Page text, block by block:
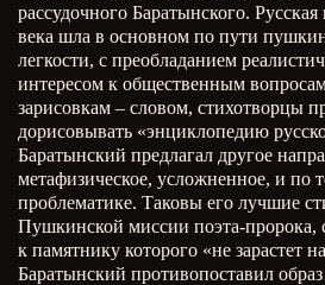
рассудочного Баратынского.
века шла в основном по пути
легкости, с преобладанием
интересом к общественным
зарисовкам – словом, стихотворцы
дорисовывать «энциклопедию
Баратынский предлагал другое
метафизическое, усложненное, и по
проблематике. Таковы его лучшие
Пушкинской миссии поэта-пророка,
к памятнику которого «не зарастет
Баратынский противопоставил